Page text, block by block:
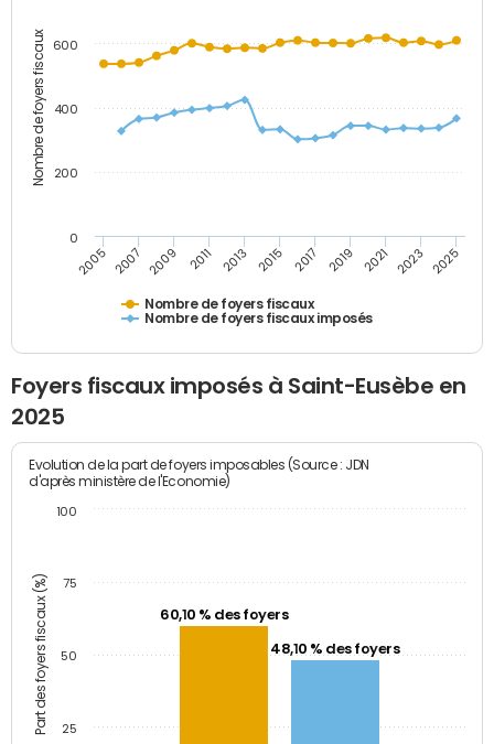
Nombre de foyers fiscaux
Nombre de foyers fiscaux
Nombre de foyers fiscaux imposés
2005 2007 2009 2011 2013 2015 2017 2019 2021 2023 2025
0
200
400
600
Foyers fiscaux imposés à Saint-Eusèbe en
2025
Part des foyers fiscaux (%)
Evolution de la part de foyers imposables (Source : JDN
d'après ministère de l'Economie)
60,10 % des foyers
48,10 % des foyers
25
50
75
100